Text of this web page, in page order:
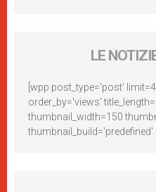
LE
[wpp post_type='post'
order_by='views'
thumbnail_width=150
thumbnail_build='predefined'